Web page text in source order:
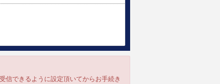
信できるように設定頂いてからお手続き